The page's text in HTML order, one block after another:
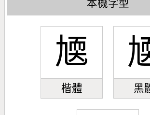
本機字型
㐡
楷體 黑